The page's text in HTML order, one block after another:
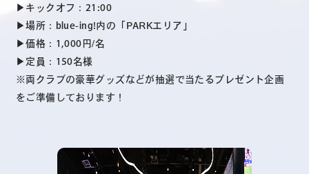
▶キックオフ：21:00
▶場所：blue-ing!内の「PARKエリア」
▶価格：1,000円/名
▶定員：150名様
※両クラブの豪華グッズなどが抽選で当たるプレゼント企画
をご準備しております！